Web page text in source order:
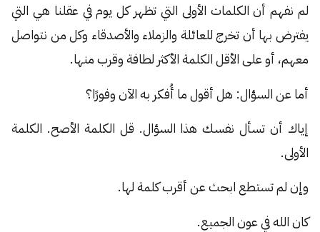
لم نفهم أن الكلمات الأولى التي تظهر كل يوم في عقلنا هي التي
يفترض بها أن تخرج للعائلة والزملاء والأصدقاء وكل من نتواصل
معهم، أو على الأقل الكلمة الأكثر لطافة وقرب منها.
أما عن السؤال: هل أقول ما أُفكر به الآن وفورًا؟
إياك أن تسأل نفسك هذا السؤال. قل الكلمة الأصح. الكلمة
الأولى.
وإن لم تستطع ابحث عن أقرب كلمة لها.
كان الله في عون الجميع.